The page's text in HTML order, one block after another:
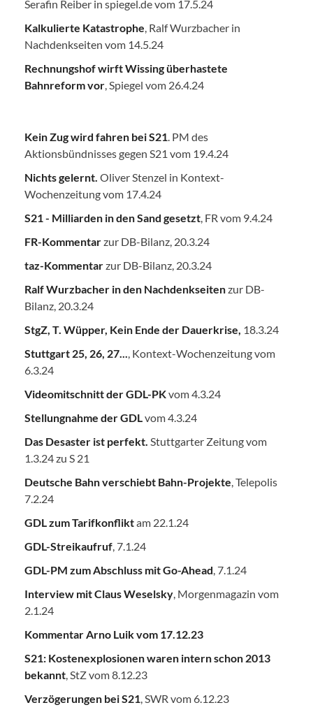
Serafin Reiber in spiegel.de vom 17.5.24
Kalkulierte Katastrophe , Ralf Wurzbacher in
Nachdenkseiten vom 14.5.24
Rechnungshof wirft Wissing überhastete
Bahnreform vor , Spiegel vom 26.4.24
Kein Zug wird fahren bei S21 . PM des
Aktionsbündnisses gegen S21 vom 19.4.24
Nichts gelernt. Oliver Stenzel in Kontext-
Wochenzeitung vom 17.4.24
S21 - Milliarden in den Sand gesetzt , FR vom 9.4.24
FR-Kommentarzur DB-Bilanz, 20.3.24
taz-Kommentarzur DB-Bilanz, 20.3.24
Ralf Wurzbacher in den Nachdenkseitenzur DB-
Bilanz, 20.3.24
StgZ, T. Wüpper, Kein Ende der Dauerkrise, 18.3.24
Stuttgart 25, 26, 27...
, Kontext-Wochenzeitung vom
6.3.24
Videomitschnitt der GDL-PKvom 4.3.24
Stellungnahme der GDL vom 4.3.24
Das Desaster ist perfekt. Stuttgarter Zeitung vom
1.3.24 zu S 21
Deutsche Bahn verschiebt Bahn-Projekte , Telepolis
7.2.24
GDL zum Tarifkonfliktam 22.1.24
GDL-Streikaufruf , 7.1.24
GDL-PM zum Abschluss mit Go-Ahead , 7.1.24
Interview mit Claus Weselsky , Morgenmagazin vom
2.1.24
Kommentar Arno Luik vom 17.12.23
S21: Kostenexplosionen waren intern schon 2013
bekannt , StZ vom 8.12.23
Verzögerungen bei S21 , SWR vom 6.12.23